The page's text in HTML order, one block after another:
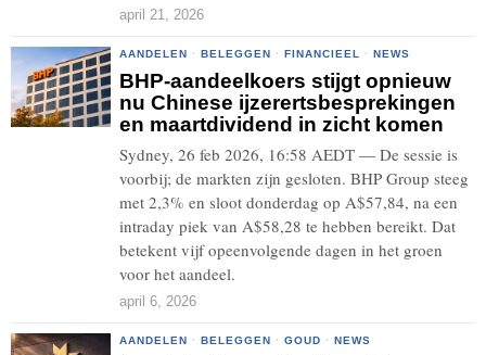
april 21, 2026
AANDELEN · BELEGGEN · FINANCIEEL · NEWS
BHP-aandeelkoers stijgt opnieuw
nu Chinese ijzerertsbesprekingen
en maartdividend in zicht komen
Sydney, 26 feb 2026, 16:58 AEDT — De sessie is
voorbij; de markten zijn gesloten. BHP Group steeg
met 2,3% en sloot donderdag op A$57,84, na een
intraday piek van A$58,28 te hebben bereikt. Dat
betekent vijf opeenvolgende dagen in het groen
voor het aandeel.
april 6, 2026
AANDELEN · BELEGGEN · GOUD · NEWS